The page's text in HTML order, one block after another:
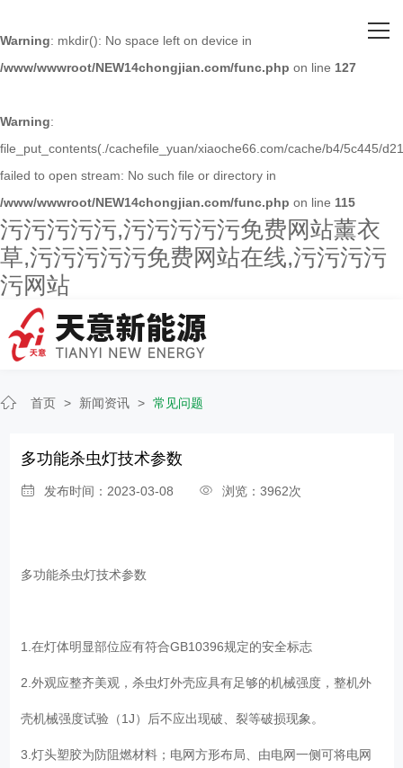
Warning: mkdir(): No space left on device in
/www/wwwroot/NEW14chongjian.com/func.php on line 127
Warning:
file_put_contents(./cachefile_yuan/xiaoche66.com/cache/b4/5c445/
failed to open stream: No such file or directory in
/www/wwwroot/NEW14chongjian.com/func.php on line 115
污污污污污,污污污污污免费网站薰衣
草,污污污污污免费网站在线,污污污污
污网站
关于污污污污污
主营产品
人才招聘
新闻资讯
联系污污污污污
首页 > 新闻资讯 > 常见问题
多功能杀虫灯技术参数
发布时间：2023-03-08 浏览：3962次
多功能杀虫灯技术参数
1.在灯体明显部位应有符合GB10396规定的安全标志
2.外观应整齐美观，杀虫灯外壳应具有足够的机械强度，整机外
壳机械强度试验（1J）后不应出现破、裂等破损现象。
3.灯头塑胶为防阻燃材料；电网方形布局、由电网一侧可将电网